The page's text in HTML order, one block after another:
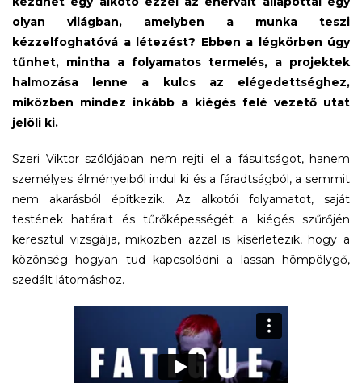
olyan világban, amelyben a munka teszi
kézzelfoghatóvá a létezést? Ebben a légkörben úgy
tűnhet, mintha a folyamatos termelés, a projektek
halmozása lenne a kulcs az elégedettséghez,
miközben mindez inkább a kiégés felé vezető utat
jelöli ki.
Szeri Viktor szólójában nem rejti el a fásultságot, hanem
személyes élményeiből indul ki és a fáradtságból, a semmit
nem akarásból építkezik. Az alkotói folyamatot, saját
testének határait és tűrőképességét a kiégés szűrőjén
keresztül vizsgálja, miközben azzal is kísérletezik, hogy a
közönség hogyan tud kapcsolódni a lassan hömpölygő,
szedált látomáshoz.